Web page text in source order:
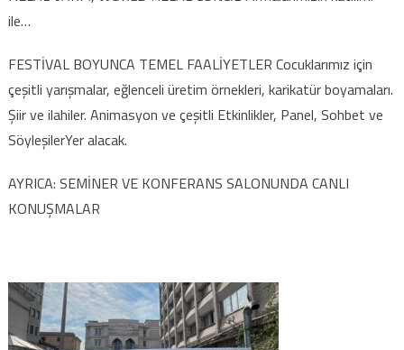
ile…
FESTİVAL BOYUNCA TEMEL FAALİYETLER Cocuklarımız için
çeşitli yarışmalar, eğlenceli üretim örnekleri, karikatür boyamaları.
Şiir ve ilahiler. Animasyon ve çeşitli Etkinlikler, Panel, Sohbet ve
SöyleşilerYer alacak.
AYRICA: SEMİNER VE KONFERANS SALONUNDA CANLI
KONUŞMALAR